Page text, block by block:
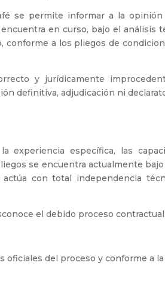
se permite informar a la
en curso, bajo el análisis
conforme a los pliegos de
y jurídicamente
definitiva, adjudicación ni
experiencia específica, las
se encuentra actualmente
con total independencia
el debido proceso contractual.
del proceso y conforme a